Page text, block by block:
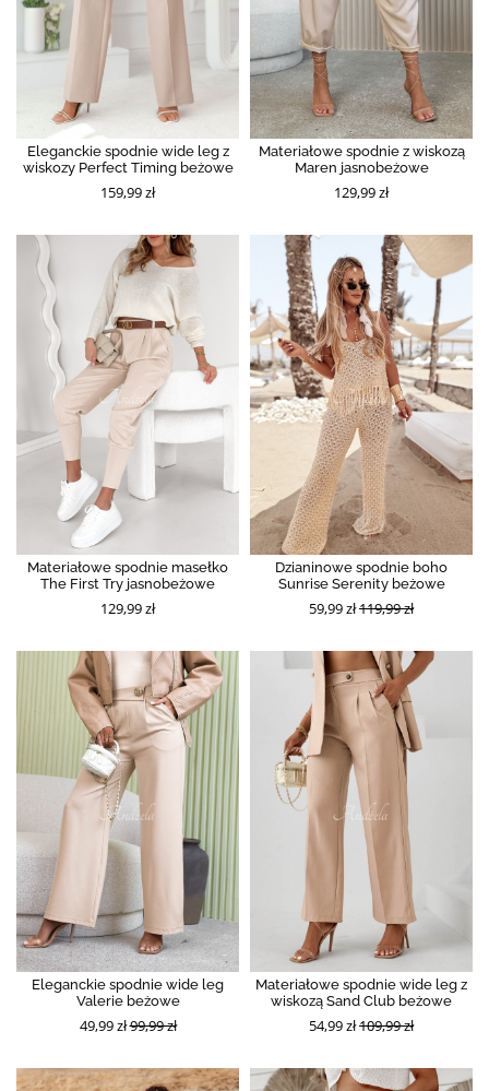
Eleganckie spodnie wide leg z
wiskozy Perfect Timing beżowe
159,99 zł
Materiałowe spodnie z wiskozą
Maren jasnobeżowe
129,99 zł
Materiałowe spodnie masełko
The First Try jasnobeżowe
129,99 zł
Dzianinowe spodnie boho
Sunrise Serenity beżowe
59,99 zł119,99 zł
Eleganckie spodnie wide leg
Valerie beżowe
49,99 zł99,99 zł
Materiałowe spodnie wide leg z
wiskozą Sand Club beżowe
54,99 zł109,99 zł